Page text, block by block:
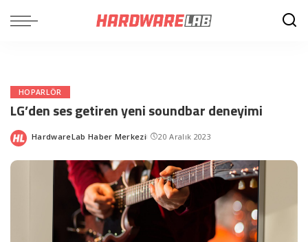
HOPARLÖR
LG’den ses getiren yeni soundbar deneyimi
Posted
HardwareLab Haber Merkezi 20 Aralık 2023